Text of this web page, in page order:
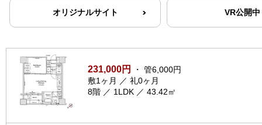
オリジナルサイト VR公開中
231,000円
・ 管6,000円
敷1ヶ月 ／ 礼0ヶ月
8階 ／ 1LDK ／ 43.42㎡